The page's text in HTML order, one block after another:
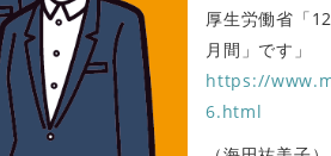
厚生労働省「
月間」です」
https://
6.html